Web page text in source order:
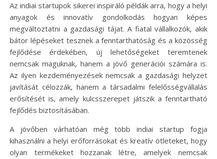
Az indiai startupok sikerei inspiráló példák arra, hogy a helyi
anyagok és innovatív gondolkodás hogyan képes
megváltoztatni a gazdasági tájat. A fiatal vállalkozók, akik
bátor lépéseket tesznek a fenntarthatóság és a közösség
fejlődése érdekében, új lehetőségeket teremtenek
nemcsak maguknak, hanem a jövő generációi számára is.
Az ilyen kezdeményezések nemcsak a gazdasági helyzet
javítását célozzák, hanem a társadalmi felelősségvállalás
erősítését is, amely kulcsszerepet játszik a fenntartható
fejlődés biztosításában.
A jövőben várhatóan még több indiai startup fogja
kihasználni a helyi erőforrásokat és kreatív ötleteket, hogy
olyan termékeket hozzanak létre, amelyek nemcsak